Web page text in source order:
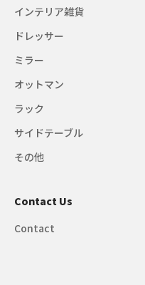
インテリア雑貨
ドレッサー
ミラー
オットマン
ラック
サイドテーブル
その他
Contact Us
Contact